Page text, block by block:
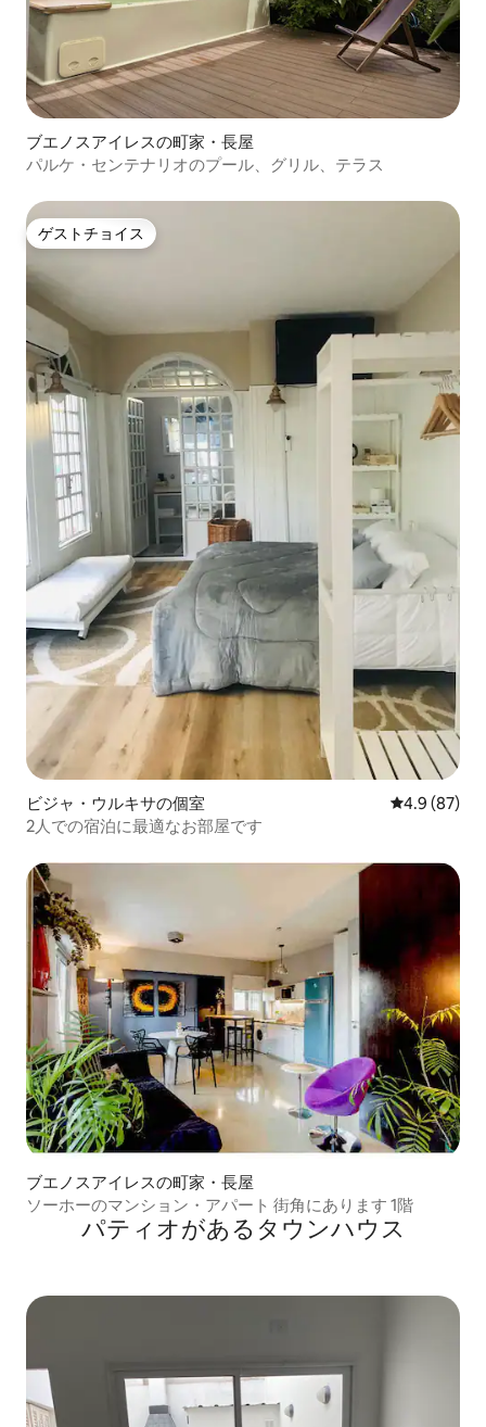
ブエノスアイレスの町家・長屋
パルケ・センテナリオのプール、グリル、テラス
ゲストチョイス
ゲストチョイス
ビジャ・ウルキサの個室 レビュー87
4.9 (87)
2人での宿泊に最適なお部屋です
ブエノスアイレスの町家・長屋
ソーホーのマンション・アパート 街角にあります 1階
パティオがあるタウンハウス